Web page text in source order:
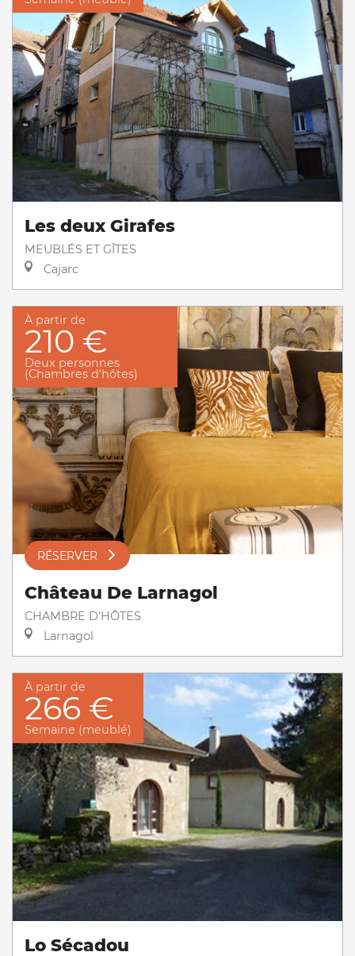
Les deux Girafes
MEUBLÉS ET GÎTES
Cajarc
À partir de
210 €
Deux personnes
(Chambres d'hôtes)
RÉSERVER
Château De Larnagol
CHAMBRE D'HÔTES
Larnagol
À partir de
266 €
Semaine (meublé)
Lo Sécadou